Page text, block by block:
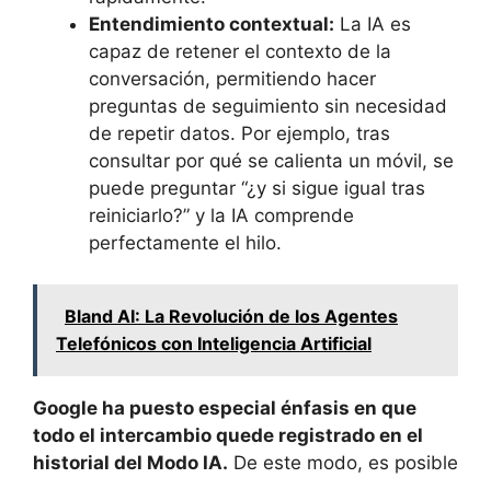
Entendimiento contextual: La IA es
capaz de retener el contexto de la
conversación, permitiendo hacer
preguntas de seguimiento sin necesidad
de repetir datos. Por ejemplo, tras
consultar por qué se calienta un móvil, se
puede preguntar “¿y si sigue igual tras
reiniciarlo?” y la IA comprende
perfectamente el hilo.
Bland AI: La Revolución de los Agentes
Telefónicos con Inteligencia Artificial
Google ha puesto especial énfasis en que
todo el intercambio quede registrado en el
historial del Modo IA. De este modo, es posible